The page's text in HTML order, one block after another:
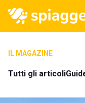
IL MAGAZINE
Tutti gli articoli